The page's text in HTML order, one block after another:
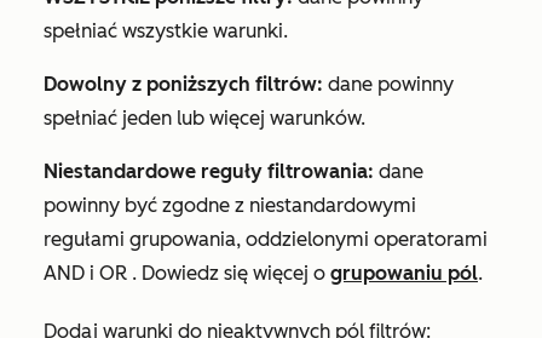
spełniać wszystkie warunki.
Dowolny z poniższych filtrów: dane powinny
spełniać jeden lub więcej warunków.
Niestandardowe reguły filtrowania: dane
powinny być zgodne z niestandardowymi
regułami grupowania, oddzielonymi operatorami
AND i OR . Dowiedz się więcej o grupowaniu pól.
Dodaj warunki do nieaktywnych pól filtrów: